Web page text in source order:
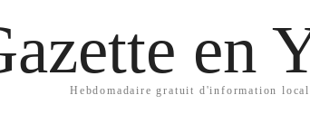
en
Hebdomadaire gratuit d'information